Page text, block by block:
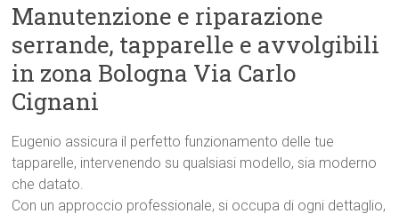
Manutenzione e riparazione
serrande, tapparelle e avvolgibili
in zona Bologna Via Carlo
Cignani
Eugenio assicura il perfetto funzionamento delle tue
tapparelle, intervenendo su qualsiasi modello, sia moderno
che datato.
Con un approccio professionale, si occupa di ogni dettaglio,